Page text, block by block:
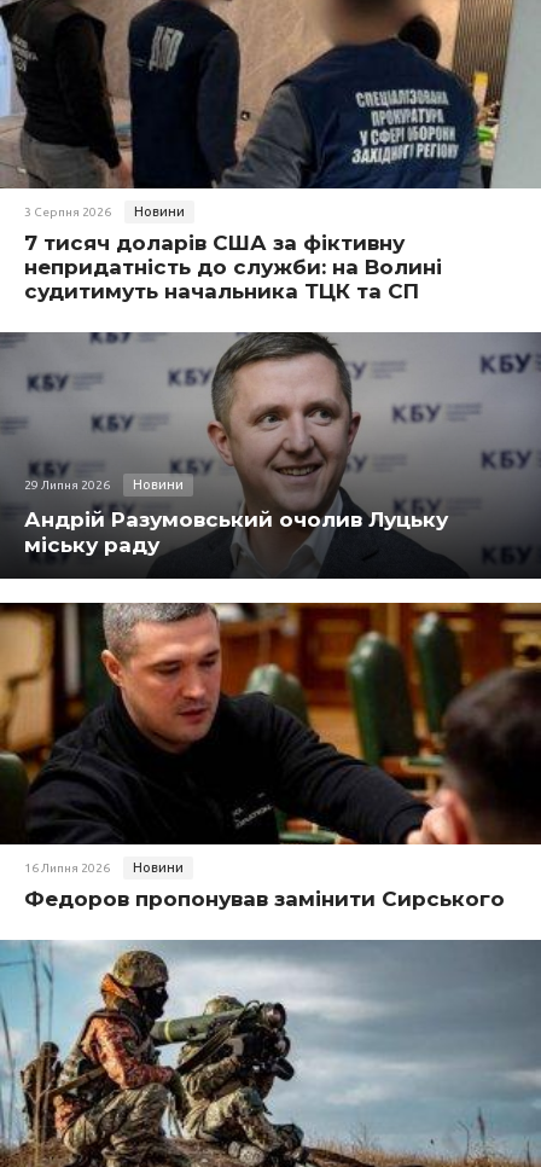
3 Серпня 2026 Новини
7 тисяч доларів США за фіктивну
непридатність до служби: на Волині
судитимуть начальника ТЦК та СП
29 Липня 2026 Новини
Андрій Разумовський очолив Луцьку
міську раду
16 Липня 2026 Новини
Федоров пропонував замінити Сирського